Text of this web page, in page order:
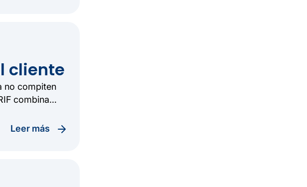
cliente
no compiten
combina
más
leer más